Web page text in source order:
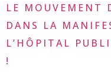
LE MOUVEMENT
DANS LA
L’HÔPITAL
!